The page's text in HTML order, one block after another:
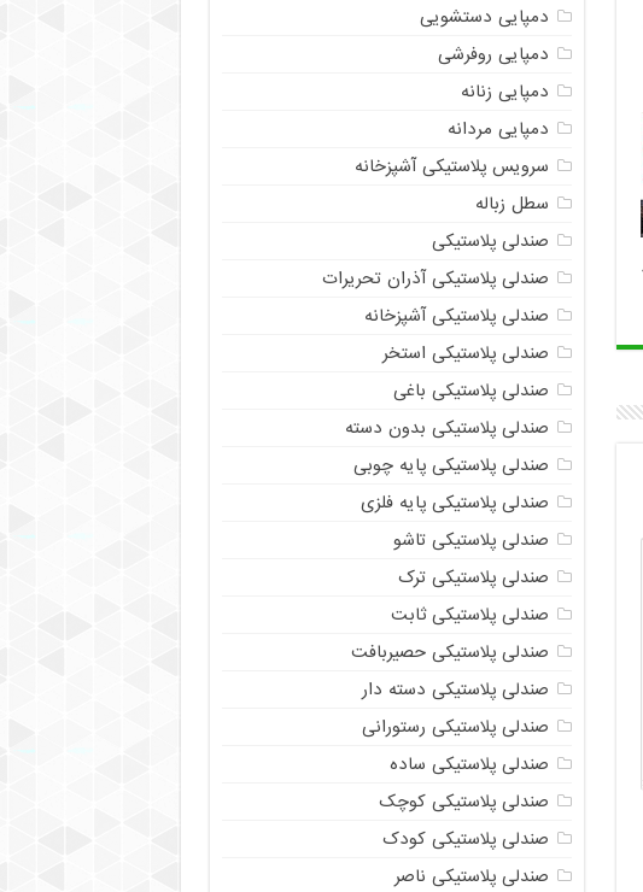
دمپایی دستشویی
دمپایی روفرشی
دمپایی زنانه
دمپایی مردانه
سرویس پلاستیکی آشپزخانه
سطل زباله
صندلی پلاستیکی
صندلی پلاستیکی آذران تحریرات
صندلی پلاستیکی آشپزخانه
صندلی پلاستیکی استخر
صندلی پلاستیکی باغی
صندلی پلاستیکی بدون دسته
صندلی پلاستیکی پایه چوبی
صندلی پلاستیکی پایه فلزی
صندلی پلاستیکی تاشو
صندلی پلاستیکی ترک
صندلی پلاستیکی ثابت
صندلی پلاستیکی حصیربافت
صندلی پلاستیکی دسته دار
صندلی پلاستیکی رستورانی
صندلی پلاستیکی ساده
صندلی پلاستیکی کوچک
صندلی پلاستیکی کودک
صندلی پلاستیکی ناصر